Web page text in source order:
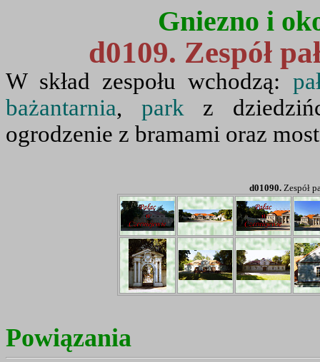
Gniezno i
d0109. Zespół
W skład zespołu wchodzą:
bażantarnia, park z
ogrodzenie z bramami oraz
d01090.Zespół
Powiązania